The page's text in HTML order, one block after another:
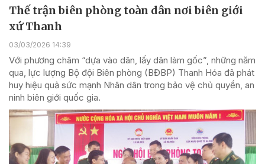
Thế trận biên phòng toàn dân nơi biên giới
xứ Thanh
03/03/2026 14:39
Với phương châm “dựa vào dân, lấy dân làm gốc”, những năm
qua, lực lượng Bộ đội Biên phòng (BĐBP) Thanh Hóa đã phát
huy hiệu quả sức mạnh Nhân dân trong bảo vệ chủ quyền, an
ninh biên giới quốc gia.